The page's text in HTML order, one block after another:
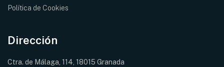
Política de Cookies
Dirección
Ctra. de Málaga, 114, 18015 Granada